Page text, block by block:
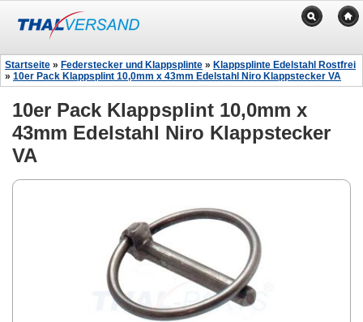
Startseite » Federstecker und Klappsplinte » Klappsplinte Edelstahl Rostfrei
» 10er Pack Klappsplint 10,0mm x 43mm Edelstahl Niro Klappstecker VA
10er Pack Klappsplint 10,0mm x
43mm Edelstahl Niro Klappstecker
VA